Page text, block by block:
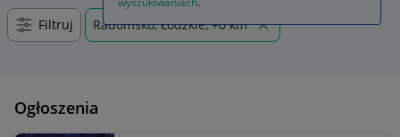
Filtruj Radomsko, Łódzkie, +0 km
Ogłoszenia